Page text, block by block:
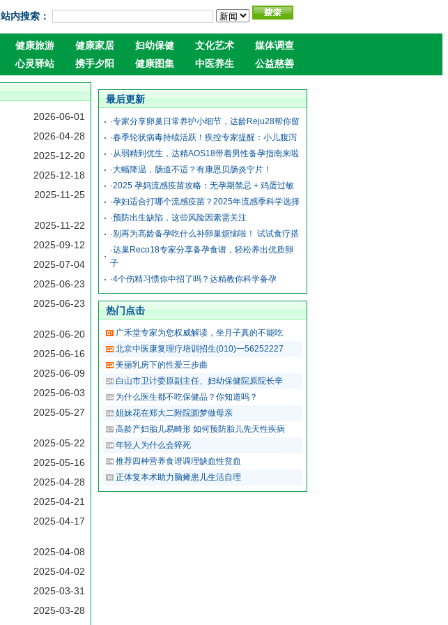
站内搜索：
健康旅游 健康家居 妇幼保健 文化艺术
媒体调查
心灵驿站 携手夕阳 健康图集 中医养生 公益慈善
2026-06-01
2026-04-28
2025-12-20
2025-12-18
2025-11-25
2025-11-22
2025-09-12
2025-07-04
2025-06-23
2025-06-23
2025-06-20
2025-06-16
2025-06-09
2025-06-03
2025-05-27
2025-05-22
2025-05-16
2025-04-28
2025-04-21
2025-04-17
2025-04-08
2025-04-02
2025-03-31
2025-03-28
最后更新
·专家分享卵巢日常养护小细节，达龄Reju28帮你留
·春季轮状病毒持续活跃！疾控专家提醒：小儿腹泻
·从弱精到优生，达精AOS18带着男性备孕指南来啦
·大幅降温，肠道不适？有康恩贝肠炎宁片！
·2025 孕妈流感疫苗攻略：无孕期禁忌 + 鸡蛋过敏
·孕妇适合打哪个流感疫苗？2025年流感季科学选择
·预防出生缺陷，这些风险因素需关注
·别再为高龄备孕吃什么补卵巢烦恼啦！ 试试食疗搭
·达巢Reco18专家分享备孕食谱，轻松养出优质卵
子
·4个伤精习惯你中招了吗？达精教你科学备孕
热门点击
广禾堂专家为您权威解读，坐月子真的不能吃
北京中医康复理疗培训招生(010)一56252227
美丽乳房下的性爱三步曲
白山市卫计委原副主任、妇幼保健院原院长辛
为什么医生都不吃保健品？你知道吗？
姐妹花在郑大二附院圆梦做母亲
高龄产妇胎儿易畸形 如何预防胎儿先天性疾病
年轻人为什么会猝死
推荐四种营养食谱调理缺血性贫血
正体复本术助力脑瘫患儿生活自理